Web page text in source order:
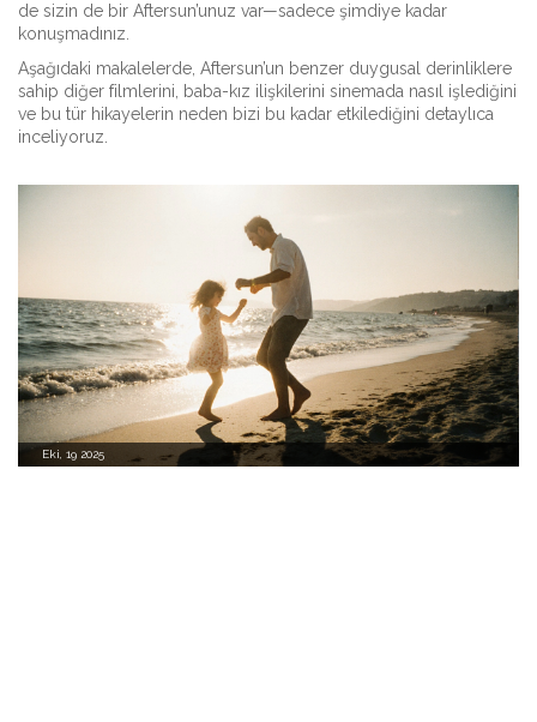
de sizin de bir Aftersun’unuz var—sadece şimdiye kadar
konuşmadınız.
Aşağıdaki makalelerde, Aftersun’un benzer duygusal derinliklere
sahip diğer filmlerini, baba-kız ilişkilerini sinemada nasıl işlediğini
ve bu tür hikayelerin neden bizi bu kadar etkilediğini detaylıca
inceliyoruz.
Eki, 19 2025